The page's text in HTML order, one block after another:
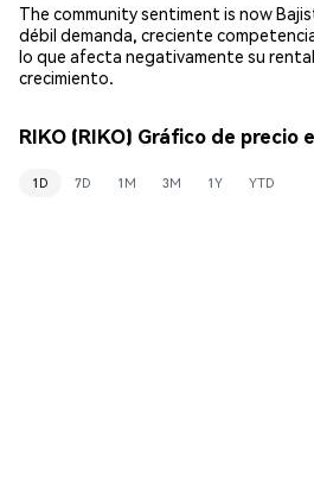
The community sentiment is now
débil demanda, creciente
lo que afecta negativamente su
crecimiento.
RIKO (RIKO) Gráfico de precio
1D 7D 1M 3M 1Y YTD